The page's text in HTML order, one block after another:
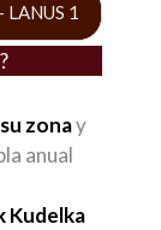
LANUS 1
zonay
anual
Kudelka